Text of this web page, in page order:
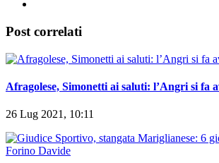
Post correlati
Afragolese, Simonetti ai saluti: l’Angri si fa
26 Lug 2021, 10:11